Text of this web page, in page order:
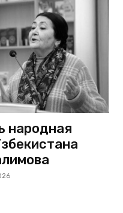
народная